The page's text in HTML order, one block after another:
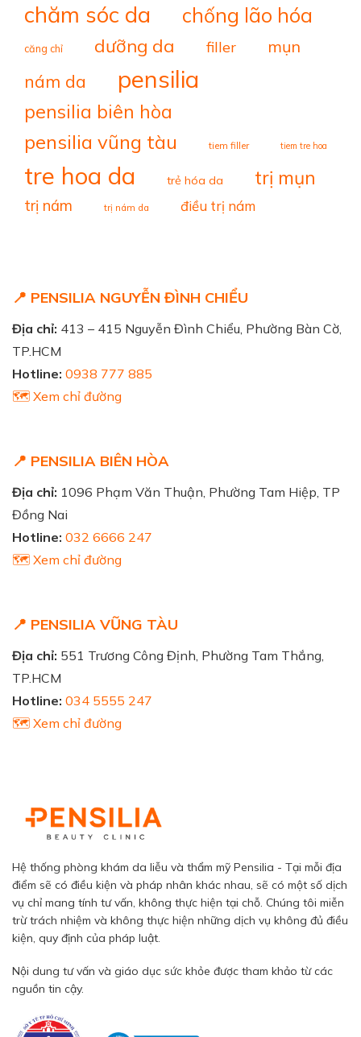
chăm sóc da chống lão hóa
căng chỉ dưỡng da filler mụn
nám da pensilia
pensilia biên hòa
pensilia vũng tàu tiem filler tiem tre hoa
tre hoa da trẻ hóa da trị mụn
trị nám trị nám da điều trị nám
📍 PENSILIA NGUYỄN ĐÌNH CHIỂU
Địa chỉ: 413 – 415 Nguyễn Đình Chiểu, Phường Bàn Cờ,
TP.HCM
Hotline: 0938 777 885
🗺️ Xem chỉ đường
📍 PENSILIA BIÊN HÒA
Địa chỉ: 1096 Phạm Văn Thuận, Phường Tam Hiệp, TP
Đồng Nai
Hotline: 032 6666 247
🗺️ Xem chỉ đường
📍 PENSILIA VŨNG TÀU
Địa chỉ: 551 Trương Công Định, Phường Tam Thắng,
TP.HCM
Hotline: 034 5555 247
🗺️ Xem chỉ đường
Hệ thống phòng khám da liễu và thẩm mỹ Pensilia - Tại mỗi địa
điểm sẽ có điều kiện và pháp nhân khác nhau, sẽ có một số dịch
vụ chỉ mang tính tư vấn, không thực hiện tại chỗ. Chúng tôi miễn
trừ trách nhiệm và không thực hiện những dịch vụ không đủ điều
kiện, quy định của pháp luật.
Nội dung tư vấn và giáo dục sức khỏe được tham khảo từ các
nguồn tin cậy.